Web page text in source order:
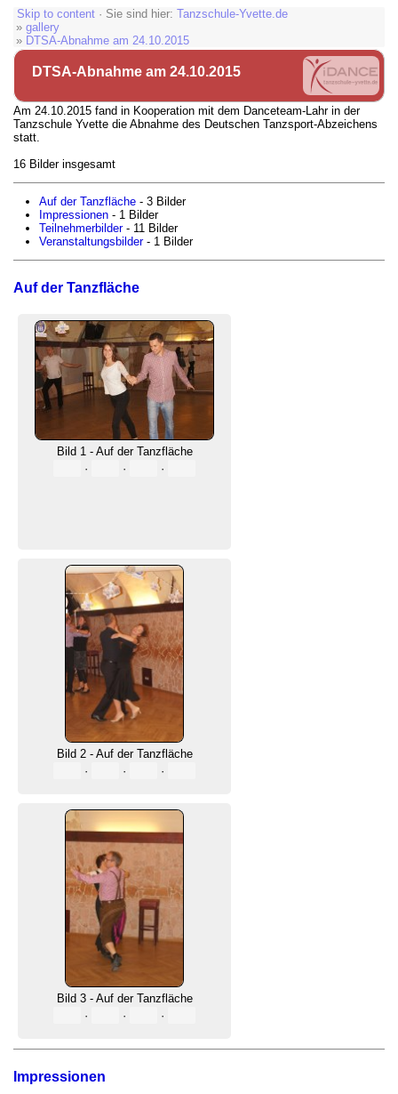
Skip to content · Sie sind hier: Tanzschule-Yvette.de
» gallery
» DTSA-Abnahme am 24.10.2015
DTSA-Abnahme am 24.10.2015
Am 24.10.2015 fand in Kooperation mit dem Danceteam-Lahr in der
Tanzschule Yvette die Abnahme des Deutschen Tanzsport-Abzeichens
statt.
16 Bilder insgesamt
Auf der Tanzfläche- 3 Bilder
Impressionen- 1 Bilder
Teilnehmerbilder- 11 Bilder
Veranstaltungsbilder- 1 Bilder
Auf der Tanzfläche
Bild 1 - Auf der Tanzfläche
·
· ·
Bild 2 - Auf der Tanzfläche
·
· ·
Bild 3 - Auf der Tanzfläche
·
· ·
Impressionen